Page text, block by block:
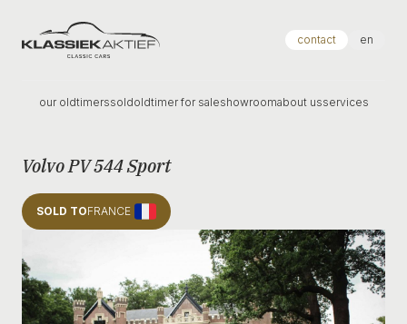
Klassiek Aktief contact en
our oldtimerssoldoldtimer for saleshowroomabout usservices
Volvo PV 544 Sport
SOLD TOFRANCE